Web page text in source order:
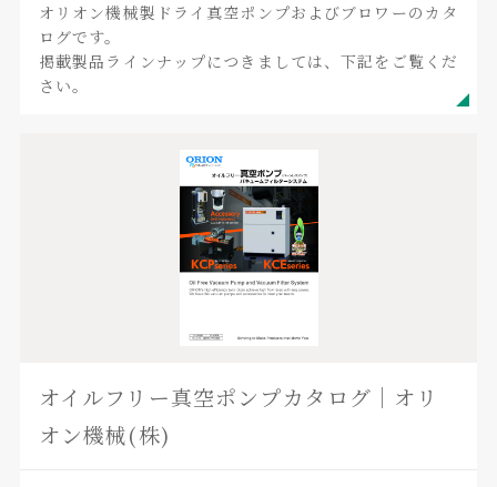
オリオン機械製ドライ真空ポンプおよびブロワーのカタ
ログです。
掲載製品ラインナップにつきましては、下記をご覧くだ
さい。
オイルフリー真空ポンプカタログ｜オリ
オン機械(株)